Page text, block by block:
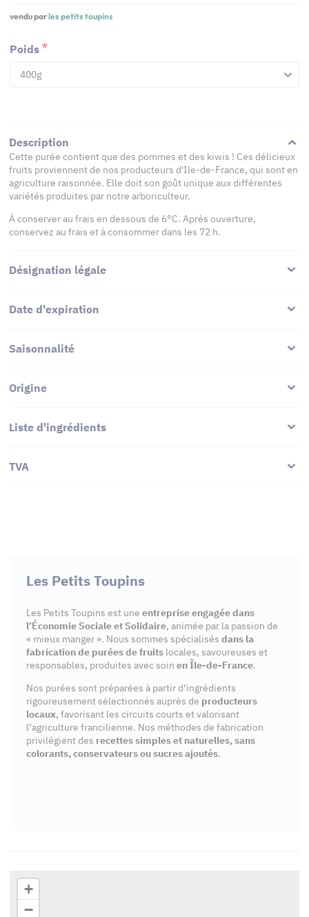
vendu parles petits toupins
Poids
400g
Description
Cette purée contient que des pommes et des kiwis ! Ces délicieux
fruits proviennent de nos producteurs d'Ile-de-France, qui sont en
agriculture raisonnée. Elle doit son goût unique aux différentes
variétés produites par notre arboriculteur.
À conserver au frais en dessous de 6°C. Après ouverture,
conservez au frais et à consommer dans les 72 h.
Désignation légale
Date d'expiration
Saisonnalité
Origine
Liste d'ingrédients
TVA
Les Petits Toupins
Les Petits Toupins est une entreprise engagée dans
l’Économie Sociale et Solidaire, animée par la passion de
« mieux manger ». Nous sommes spécialisés dans la
fabrication de purées de fruits locales, savoureuses et
responsables, produites avec soin en Île-de-France.
Nos purées sont préparées à partir d’ingrédients
rigoureusement sélectionnés auprès de producteurs
locaux, favorisant les circuits courts et valorisant
l’agriculture francilienne. Nos méthodes de fabrication
privilégient des recettes simples et naturelles, sans
colorants, conservateurs ou sucres ajoutés.
+
−